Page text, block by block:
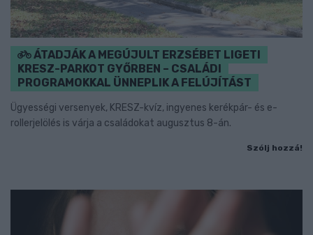
ÁTADJÁK A MEGÚJULT ERZSÉBET LIGETI
KRESZ-PARKOT GYŐRBEN – CSALÁDI
PROGRAMOKKAL ÜNNEPLIK A FELÚJÍTÁST
Ügyességi versenyek, KRESZ-kvíz, ingyenes kerékpár- és e-
rollerjelölés is várja a családokat augusztus 8-án.
Szólj hozzá!